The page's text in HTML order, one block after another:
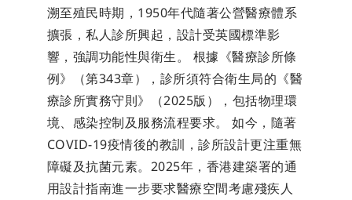
溯至殖民時期，1950年代隨著公營醫療體系
擴張，私人診所興起，設計受英國標準影
響，強調功能性與衛生。 根據《醫療診所條
例》（第343章），診所須符合衛生局的《醫
療診所實務守則》（2025版），包括物理環
境、感染控制及服務流程要求。 如今，隨著
COVID-19疫情後的教訓，診所設計更注重無
障礙及抗菌元素。2025年，香港建築署的通
用設計指南進一步要求醫療空間考慮殘疾人